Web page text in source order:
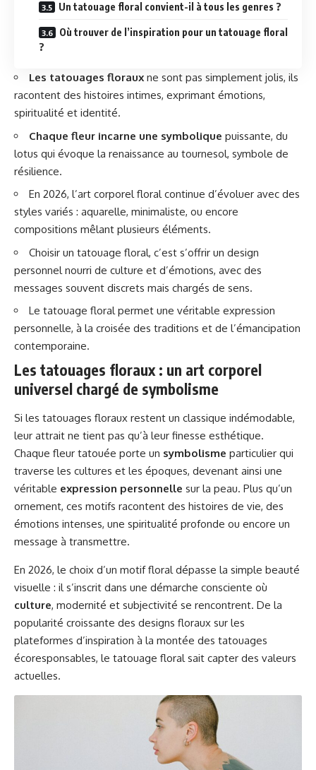
Un tatouage floral convient-il à tous les genres ?
Où trouver de l’inspiration pour un tatouage floral
?
Les tatouages floraux ne sont pas simplement jolis, ils
racontent des histoires intimes, exprimant émotions,
spiritualité et identité.
Chaque fleur incarne une symbolique puissante, du
lotus qui évoque la renaissance au tournesol, symbole de
résilience.
En 2026, l’art corporel floral continue d’évoluer avec des
styles variés : aquarelle, minimaliste, ou encore
compositions mêlant plusieurs éléments.
Choisir un tatouage floral, c’est s’offrir un design
personnel nourri de culture et d’émotions, avec des
messages souvent discrets mais chargés de sens.
Le tatouage floral permet une véritable expression
personnelle, à la croisée des traditions et de l’émancipation
contemporaine.
Les tatouages floraux : un art corporel
universel chargé de symbolisme
Si les tatouages floraux restent un classique indémodable,
leur attrait ne tient pas qu’à leur finesse esthétique.
Chaque fleur tatouée porte un symbolisme particulier qui
traverse les cultures et les époques, devenant ainsi une
véritable expression personnelle sur la peau. Plus qu’un
ornement, ces motifs racontent des histoires de vie, des
émotions intenses, une spiritualité profonde ou encore un
message à transmettre.
En 2026, le choix d’un motif floral dépasse la simple beauté
visuelle : il s’inscrit dans une démarche consciente où
culture, modernité et subjectivité se rencontrent. De la
popularité croissante des designs floraux sur les
plateformes d’inspiration à la montée des tatouages
écoresponsables, le tatouage floral sait capter des valeurs
actuelles.